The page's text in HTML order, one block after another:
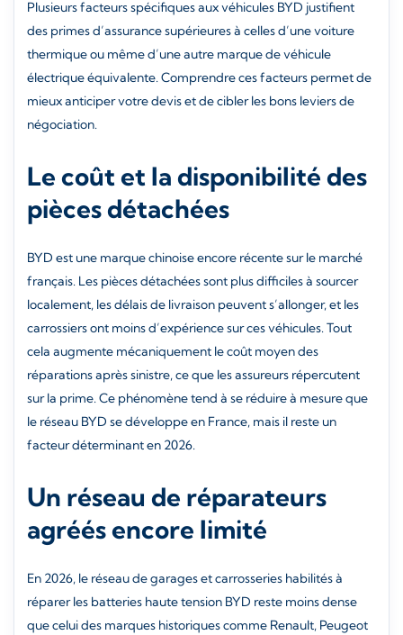
Plusieurs facteurs spécifiques aux véhicules BYD justifient
des primes d’assurance supérieures à celles d’une voiture
thermique ou même d’une autre marque de véhicule
électrique équivalente. Comprendre ces facteurs permet de
mieux anticiper votre devis et de cibler les bons leviers de
négociation.
Le coût et la disponibilité des
pièces détachées
BYD est une marque chinoise encore récente sur le marché
français. Les pièces détachées sont plus difficiles à sourcer
localement, les délais de livraison peuvent s’allonger, et les
carrossiers ont moins d’expérience sur ces véhicules. Tout
cela augmente mécaniquement le coût moyen des
réparations après sinistre, ce que les assureurs répercutent
sur la prime. Ce phénomène tend à se réduire à mesure que
le réseau BYD se développe en France, mais il reste un
facteur déterminant en 2026.
Un réseau de réparateurs
agréés encore limité
En 2026, le réseau de garages et carrosseries habilités à
réparer les batteries haute tension BYD reste moins dense
que celui des marques historiques comme Renault, Peugeot